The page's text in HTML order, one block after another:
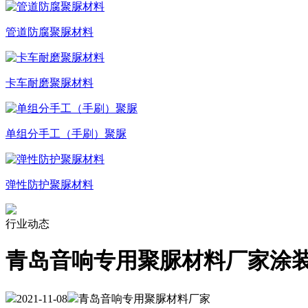
管道防腐聚脲材料
卡车耐磨聚脲材料
单组分手工（手刷）聚脲
弹性防护聚脲材料
行业动态
青岛音响专用聚脲材料厂家涂
2021-11-08 青岛音响专用聚脲材料厂家